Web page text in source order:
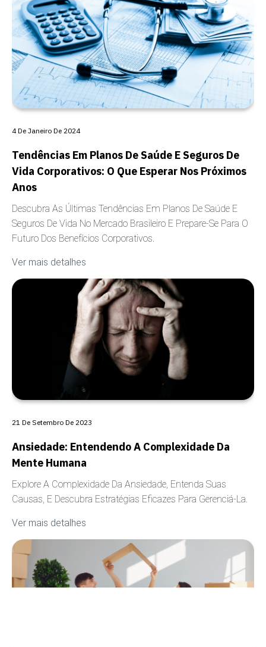
COBERTURA
Tendências Em Planos De Saúde E Seguros De
Vida Corporativos: O Que Esperar Nos Próximos
Anos
Descubra As Últimas Tendências Em Planos De Saúde E
Seguros De Vida No Mercado Brasileiro E Prepare-Se Para O
Futuro Dos Benefícios Corporativos.
Ver mais detalhes
4 De Janeiro De 2024
Ansiedade: Entendendo A Complexidade Da
Mente Humana
Explore A Complexidade Da Ansiedade, Entenda Suas
Causas, E Descubra Estratégias Eficazes Para Gerenciá-La.
Ver mais detalhes
21 De Setembro De 2023